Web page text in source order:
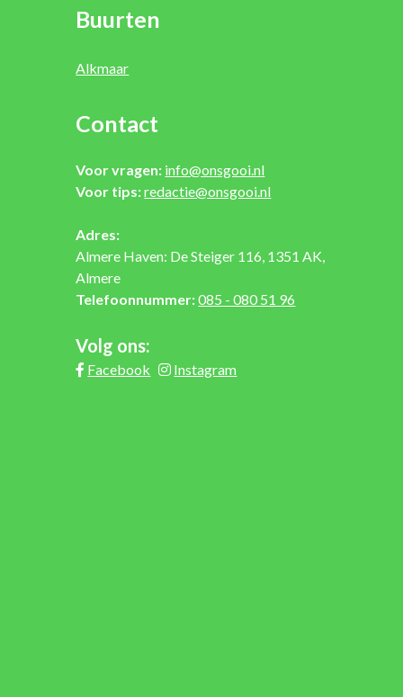
Buurten
Alkmaar
Contact
Voor vragen: info@onsgooi.nl
Voor tips:redactie@onsgooi.nl
Adres:
Almere Haven: De Steiger 116, 1351 AK,
Almere
Telefoonnummer:085 - 080 51 96
Volg ons:
Facebook Instagram